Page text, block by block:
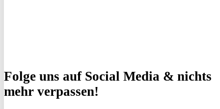
Folge uns auf Social Media & nichts
mehr verpassen!